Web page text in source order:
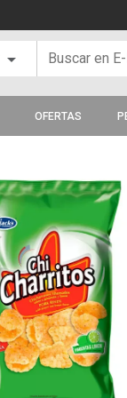
arrow_drop_down
OFERTAS